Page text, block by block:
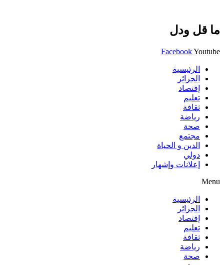
ما قل ودل
FacebookYoutube
الرئيسية
الجزائر
إقتصاد
تعليم
ثقافة
رياضة
صحة
مجتمع
الدين و الحياة
دولي
إعلانات وإشهار
Menu
الرئيسية
الجزائر
إقتصاد
تعليم
ثقافة
رياضة
صحة